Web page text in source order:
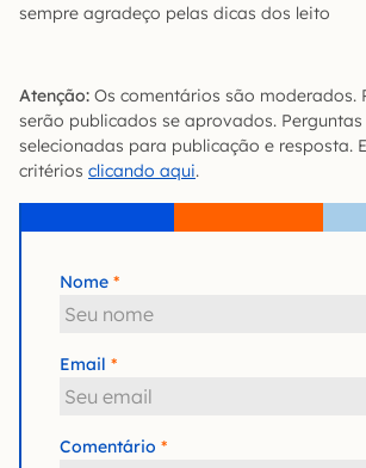
sempre agradeço pelas dicas dos leito
Atenção: Os comentários são moderados.
serão publicados se aprovados. Perguntas
selecionadas para publicação e resposta.
critérios clicando aqui.
Nome
Email
Comentário